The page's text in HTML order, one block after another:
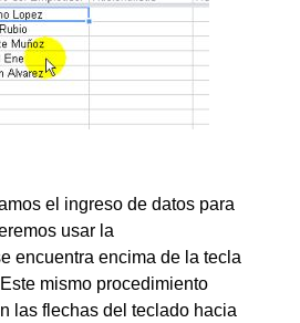
el ingreso de datos para
usar la
encuentra encima de la tecla
mismo procedimiento
las flechas del teclado hacia